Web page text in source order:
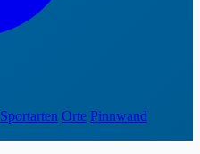
Sportarten Orte Pinnwand